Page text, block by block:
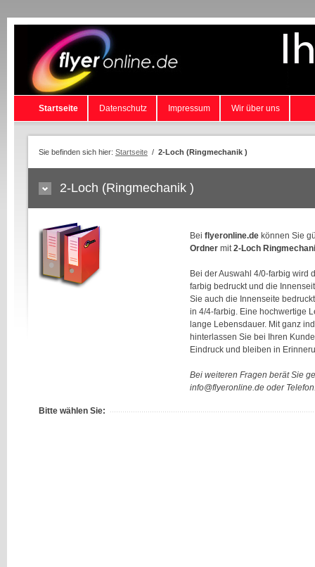
Startseite Datenschutz Impressum Wir über uns
Sie befinden sich hier: Startseite / 2-Loch (Ringmechanik )
2-Loch (Ringmechanik )
Bei flyeronline.de können Sie
Ordner mit2-Loch
Bei der Auswahl 4/0-farbig wird
farbig bedruckt und die
Sie auch die Innenseite
in 4/4-farbig. Eine hochwertige
lange Lebensdauer. Mit ganz
hinterlassen Sie bei Ihren
Eindruck und bleiben in
Bei weiteren Fragen berät Sie
info@flyeronline.de oder
Bitte wählen Sie: